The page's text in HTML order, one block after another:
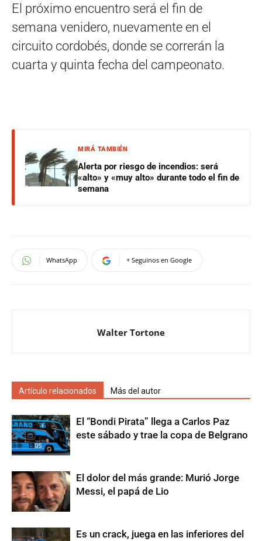
El próximo encuentro será el fin de
semana venidero, nuevamente en el
circuito cordobés, donde se correrán la
cuarta y quinta fecha del campeonato.
MIRÁ TAMBIÉN
Alerta por riesgo de incendios: será
«alto» y «muy alto» durante todo el fin de
semana
WhatsApp + Seguinos en Google
Walter Tortone
Artículo relacionados Más del autor
El “Bondi Pirata” llega a Carlos Paz
este sábado y trae la copa de Belgrano
El dolor del más grande: Murió Jorge
Messi, el papá de Lio
Es un crack, juega en las inferiores del